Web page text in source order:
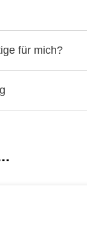
für mich?